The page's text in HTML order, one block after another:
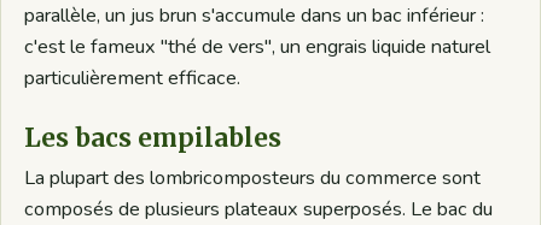
parallèle, un jus brun s'accumule dans un bac inférieur :
c'est le fameux "thé de vers", un engrais liquide naturel
particulièrement efficace.
Les bacs empilables
La plupart des lombricomposteurs du commerce sont
composés de plusieurs plateaux superposés. Le bac du